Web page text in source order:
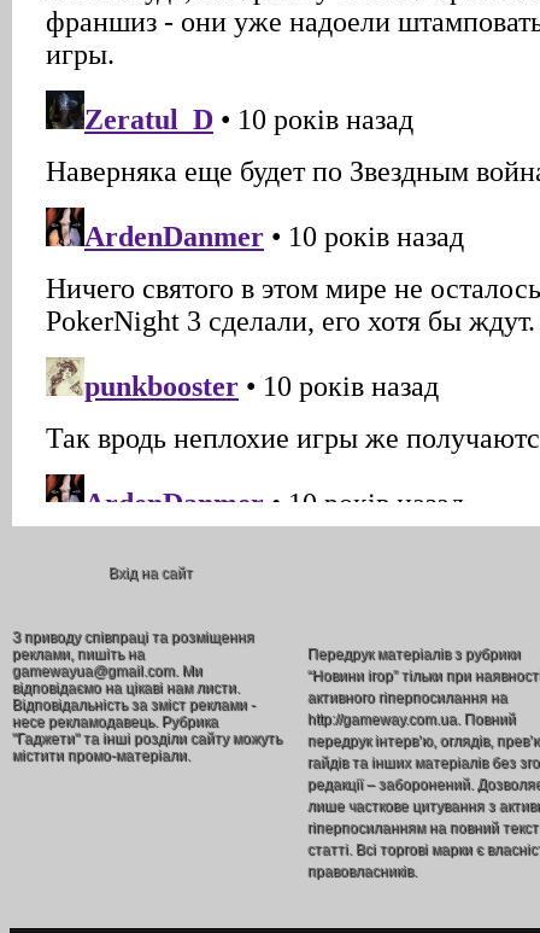
Вхід на сайт
З приводу співпраці та розміщення
реклами, пишіть на
gamewayua@gmail.com. Ми
відповідаємо на цікаві нам листи.
Відповідальність за зміст реклами -
несе рекламодавець. Рубрика
"Гаджети" та інші розділи сайту можуть
містити промо-матеріали.
Передрук матеріалів з рубрики
“Новини ігор” тільки при
активного гіперпосилання на
http://gameway.com.ua. Повний
передрук інтерв’ю, оглядів,
гайдів та інших матеріалів без
редакції – заборонений.
лише часткове цитування з
гіперпосиланням на повний текст
статті. Всі торгові марки є
правовласників.